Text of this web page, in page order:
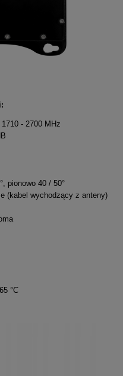
- 2700 MHz
pionowo 40 / 50°
(kabel wychodzący z anteny)
°C